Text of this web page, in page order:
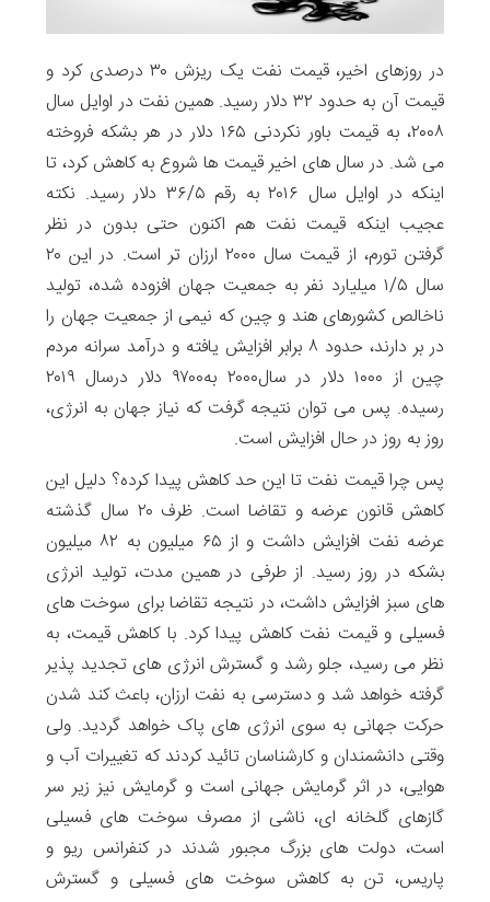
در روزهای اخیر، قیمت نفت یک ریزش ۳۰ درصدی کرد و
قیمت آن به حدود ۳۲ دلار رسید. همین نفت در اوایل سال
۲۰۰۸، به قیمت باور نکردنی ۱۶۵ دلار در هر بشکه فروخته
می شد. در سال های اخیر قیمت ها شروع به کاهش کرد، تا
اینکه در اوایل سال ۲۰۱۶ به رقم ۳۶/۵ دلار رسید. نکته
عجیب اینکه قیمت نفت هم اکنون حتی بدون در نظر
گرفتن تورم، از قیمت سال ۲۰۰۰ ارزان تر است. در این ۲۰
سال ۱/۵ میلیارد نفر به جمعیت جهان افزوده شده، تولید
ناخالص کشورهای هند و چین که نیمی از جمعیت جهان را
در بر دارند، حدود ۸ برابر افزایش یافته و درآمد سرانه مردم
چین از ۱۰۰۰ دلار در سال۲۰۰۰ به۹۷۰۰ دلار درسال ۲۰۱۹
رسیده. پس می توان نتیجه گرفت که نیاز جهان به انرژی،
روز به روز در حال افزایش است.
پس چرا قیمت نفت تا این حد کاهش پیدا کرده؟ دلیل این
کاهش قانون عرضه و تقاضا است. ظرف ۲۰ سال گذشته
عرضه نفت افزایش داشت و از ۶۵ میلیون به ۸۲ میلیون
بشکه در روز رسید. از طرفی در همین مدت، تولید انرژی
های سبز افزایش داشت، در نتیجه تقاضا برای سوخت های
فسیلی و قیمت نفت کاهش پیدا کرد. با کاهش قیمت، به
نظر می رسید، جلو رشد و گسترش انرژی های تجدید پذیر
گرفته خواهد شد و دسترسی به نفت ارزان، باعث کند شدن
حرکت جهانی به سوی انرژی های پاک خواهد گردید. ولی
وقتی دانشمندان و کارشناسان تائید کردند که تغییرات آب و
هوایی، در اثر گرمایش جهانی است و گرمایش نیز زیر سر
گازهای گلخانه ای، ناشی از مصرف سوخت های فسیلی
است، دولت های بزرگ مجبور شدند در کنفرانس ریو و
پاریس، تن به کاهش سوخت های فسیلی و گسترش